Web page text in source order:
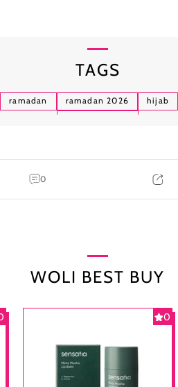
TAGS
ramadan ramadan 2026 hijab
0
WOLI BEST BUY
0